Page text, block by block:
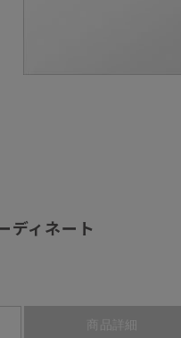
ディネート
商品詳細